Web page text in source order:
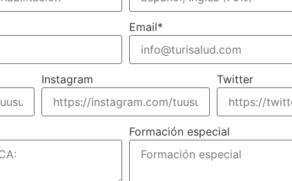
Email*
Instagram Twitter
Formación especial